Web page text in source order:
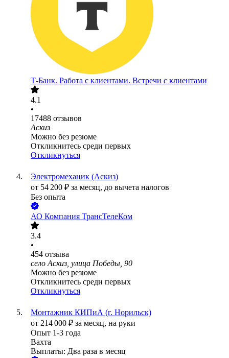
Т-Банк. Работа с клиентами. Встречи с клиентами
4.1
•
17488 отзывов
Аскиз
Можно без резюме
Откликнитесь среди первых
Откликнуться
Электромеханик (Аскиз)
от 54 200 ₽ за месяц, до вычета налогов
Без опыта
АО Компания ТрансТелеКом
3.4
•
454 отзыва
село Аскиз, улица Победы, 90
Можно без резюме
Откликнитесь среди первых
Откликнуться
Монтажник КИПиА (г. Норильск)
от 214 000 ₽ за месяц, на руки
Опыт 1-3 года
Вахта
Выплаты: Два раза в месяц